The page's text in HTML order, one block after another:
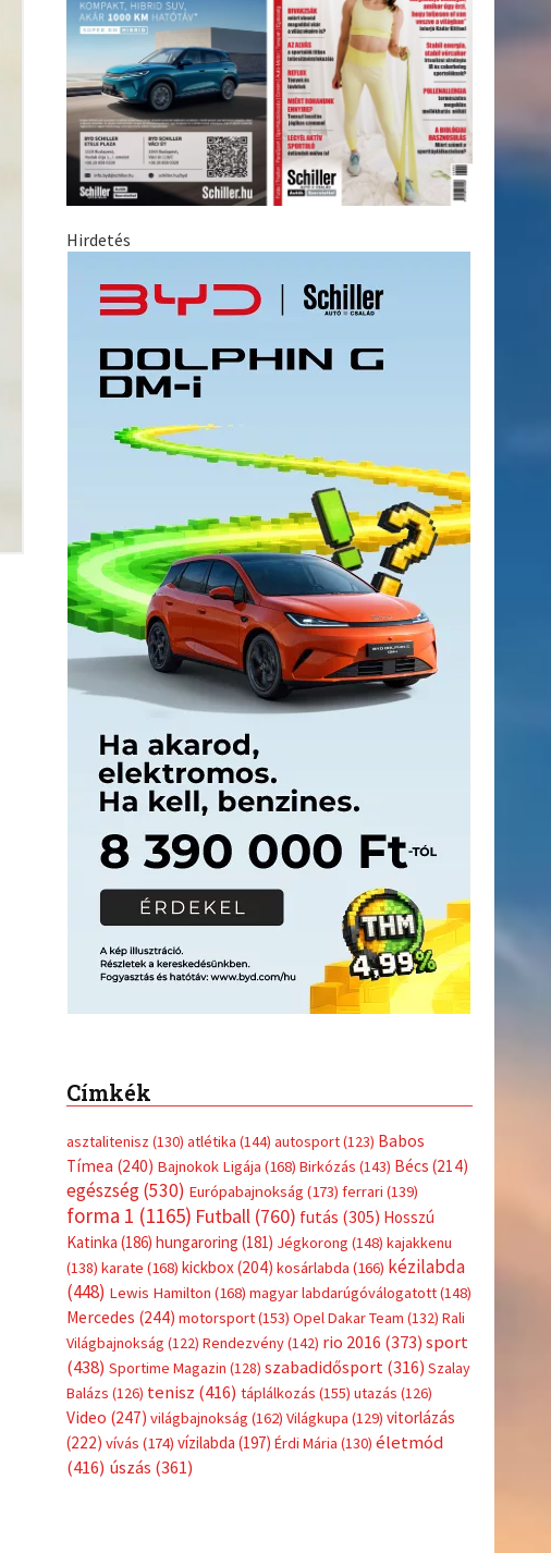
Hirdetés
Címkék
asztalitenisz (130) atlétika (144) autosport(123) Babos
Tímea (240) Bajnokok Ligája (168) Birkózás (143) Bécs (214)
egészség(530) Európabajnokság (173) ferrari (139)
forma 1 (1165) Futball(760) futás (305) Hosszú
Katinka (186) hungaroring (181) Jégkorong (148) kajakkenu
(138) karate (168) kickbox(204) kosárlabda (166) kézilabda
(448) Lewis Hamilton (168) magyar labdarúgóválogatott(148)
Mercedes (244) motorsport(153) Opel Dakar Team (132) Rali
Világbajnokság (122) Rendezvény(142) rio 2016 (373) sport
(438) Sportime Magazin (128) szabadidősport (316) Szalay
Balázs (126) tenisz (416) táplálkozás (155) utazás (126)
Video (247) világbajnokság (162) Világkupa (129) vitorlázás
(222) vívás (174) vízilabda (197) Érdi Mária (130) életmód
(416) úszás (361)